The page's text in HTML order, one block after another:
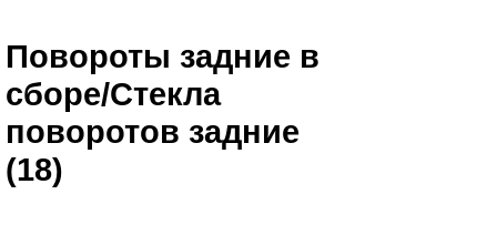
Повороты задние в
сборе/Стекла
поворотов задние
(18)